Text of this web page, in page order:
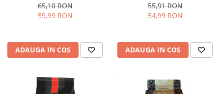
65,10 RON
59,99 RON
ADAUGA IN COS
55,91 RON
54,99 RON
ADAUGA IN COS